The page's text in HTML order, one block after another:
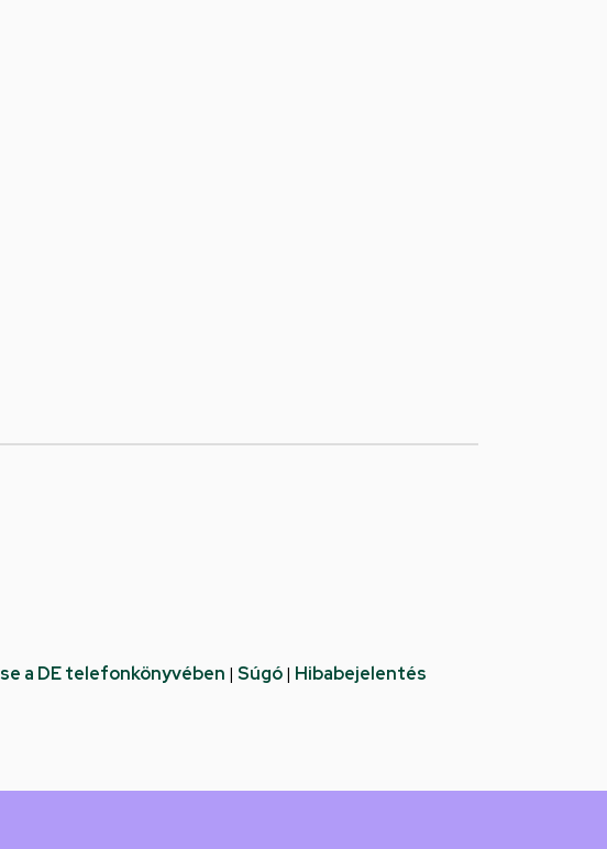
a DE telefonkönyvében | Súgó| Hibabejelentés